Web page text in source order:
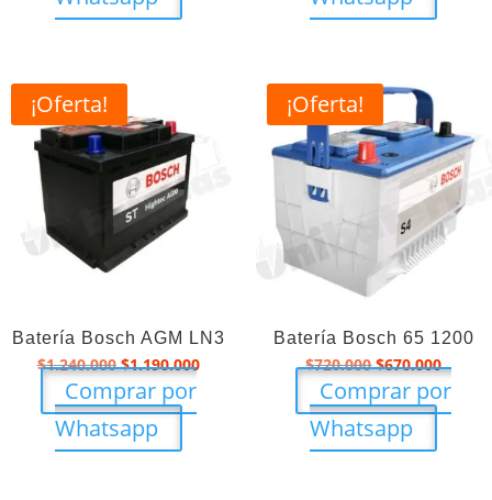
¡Oferta!
Batería Bosch AGM LN3
$1.240.000El
precio
original
era:
$1.240.000.
$1.190.000El
Comprar por
Whatsapp
¡Oferta!
Batería Bosch 65 1200
$720.000El
precio
original
era:
$720.000.
$670.000El
precio
actual
es:
Comprar por
Whatsapp